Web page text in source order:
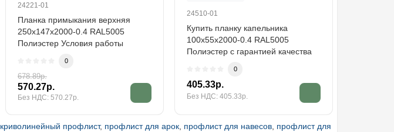
24221-01
Планка примыкания верхняя
250х147х2000-0.4 RAL5005
Полиэстер Условия работы
0
678.89р.
570.27р.
Без НДС: 570.27р.
24510-01
Купить планку капельника
100х55х2000-0.4 RAL5005
Полиэстер с гарантией качества
0
405.33р.
Без НДС: 405.33р.
криволинейный профлист, профлист для арок профлист для навесов профлист для